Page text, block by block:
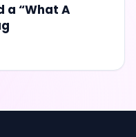
a “What A